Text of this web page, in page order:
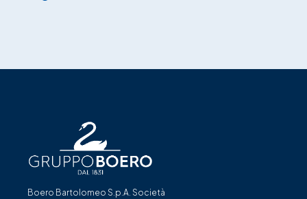
Boero Bartolomeo S.p.A. Società